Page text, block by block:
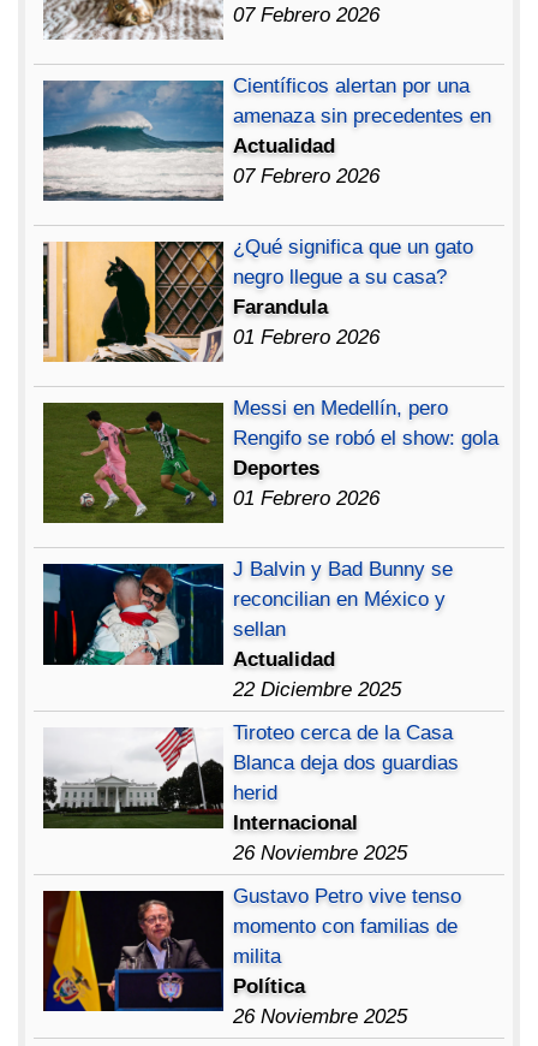
07 Febrero 2026
Científicos alertan por una
amenaza sin precedentes en
Actualidad
07 Febrero 2026
¿Qué significa que un gato
negro llegue a su casa?
Farandula
01 Febrero 2026
Messi en Medellín, pero
Rengifo se robó el show: gola
Deportes
01 Febrero 2026
J Balvin y Bad Bunny se
reconcilian en México y
sellan
Actualidad
22 Diciembre 2025
Tiroteo cerca de la Casa
Blanca deja dos guardias
herid
Internacional
26 Noviembre 2025
Gustavo Petro vive tenso
momento con familias de
milita
Política
26 Noviembre 2025